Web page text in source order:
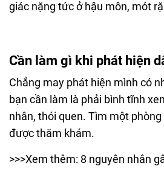
giác nặng tức ở hậu môn, mót
Cần làm gì khi phát hiện
Chẳng may phát hiện mình có
bạn cần làm là phải bình tĩnh
nhân, thói quen. Tìm một
được thăm khám.
>>>Xem thêm: 8 nguyên nhân